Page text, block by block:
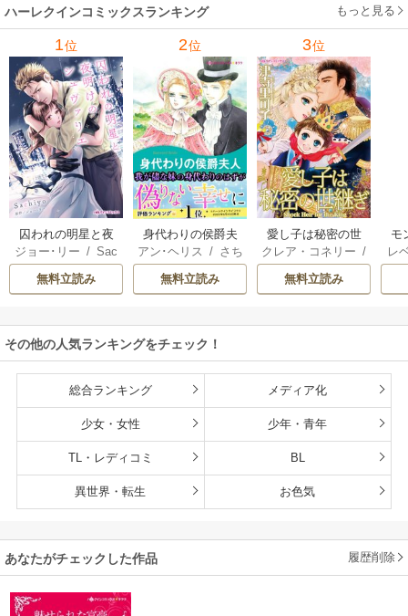
ン･ウィール/ 津寺
里可子
サラ･ウッド/流
水凛子
ハーレクインコミックスランキング もっと見る
1位
囚われの明星と夜
明けのシュヴァリ
エ
ジョー･リー /Sac
hiyo
無料立読み
2位
身代わりの侯爵夫
人
アン･ヘリス / さち
みりほ
無料立読み
3位
愛し子は秘密の世
継ぎ
クレア・コネリー /
津寺里可子
無料立読み
モ
結
レ
ー
その他の人気ランキングをチェック！
総合ランキング メディア化
少女・女性 少年・青年
TL・レディコミ BL
異世界・転生 お色気
あなたがチェックした作品 履歴削除